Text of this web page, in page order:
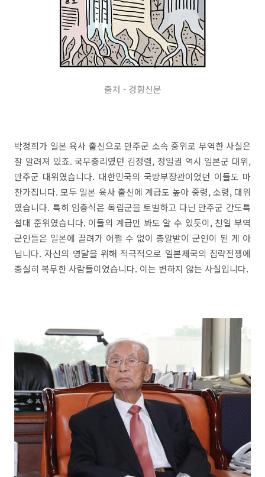
출처 - 경향신문
박정희가 일본 육사 출신으로 만주군 소속 중위로 부역한 사실은
잘 알려져 있죠. 국무총리였던 김정렬, 정일권 역시 일본군 대위,
만주군 대위였습니다. 대한민국의 국방부장관이었던 이들도 마
찬가집니다. 모두 일본 육사 출신에 계급도 높아 중령, 소령, 대위
였습니다. 특히 임충식은 독립군을 토벌하고 다닌 만주군 간도특
설대 준위였습니다. 이들의 계급만 봐도 알 수 있듯이, 친일 부역
군인들은 일본에 끌려가 어쩔 수 없이 총알받이 군인이 된 게 아
닙니다. 자신의 영달을 위해 적극적으로 일본제국의 침략전쟁에
충실히 복무한 사람들이었습니다. 이는 변하지 않는 사실입니다.